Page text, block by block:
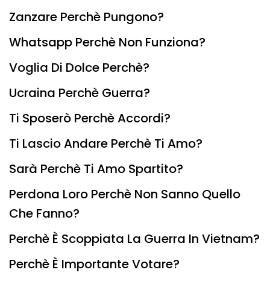
Zanzare Perchè Pungono?
Whatsapp Perchè Non Funziona?
Voglia Di Dolce Perchè?
Ucraina Perchè Guerra?
Ti Sposerò Perchè Accordi?
Ti Lascio Andare Perchè Ti Amo?
Sarà Perchè Ti Amo Spartito?
Perdona Loro Perchè Non Sanno Quello
Che Fanno?
Perchè È Scoppiata La Guerra In Vietnam?
Perchè È Importante Votare?